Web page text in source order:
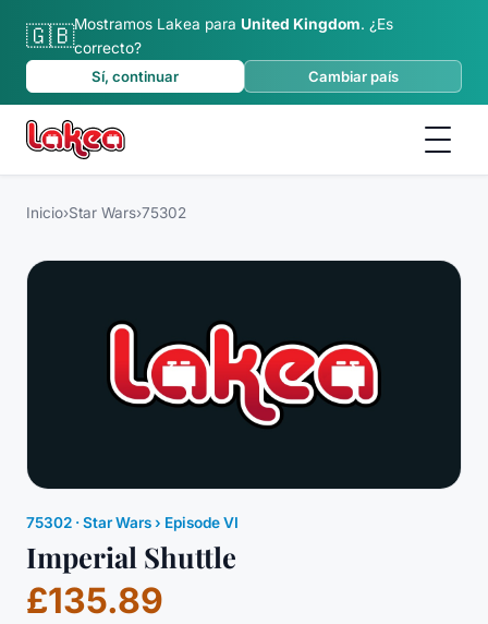
🇬🇧Mostramos Lakea para United Kingdom. ¿Es
correcto?
Sí, continuar
Cambiar país
Inicio›Star Wars›75302
75302 ·Star Wars› Episode VI
Imperial Shuttle
£135.89